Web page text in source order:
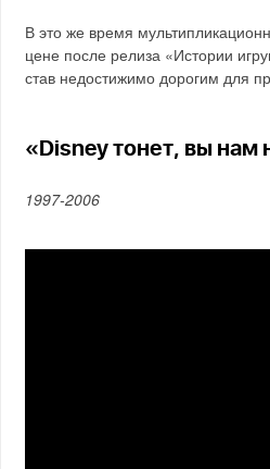
В это же время
цене после релиза «Истории
став недостижимо дорогим для
«Disney тонет, вы нам
1997-2006